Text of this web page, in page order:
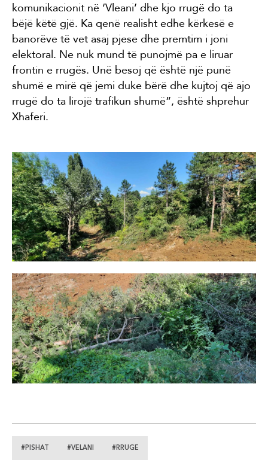
komunikacionit në ‘Vleani’ dhe kjo rrugë do ta
bëjë këtë gjë. Ka qenë realisht edhe kërkesë e
banorëve të vet asaj pjese dhe premtim i joni
elektoral. Ne nuk mund të punojmë pa e liruar
frontin e rrugës. Unë besoj që është një punë
shumë e mirë që jemi duke bërë dhe kujtoj që ajo
rrugë do ta lirojë trafikun shumë”, është shprehur
Xhaferi.
#PISHAT #VELANI #RRUGE